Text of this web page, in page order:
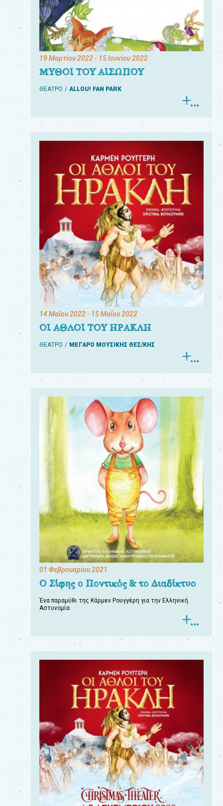
19 Μαρτίου 2022- 15 Ιουνίου 2022
ΜΥΘΟΙ ΤΟΥ ΑΙΣΩΠΟΥ
ΘΕΑΤΡΟ ALLOU! FAN PARK
14 Μαΐου 2022- 15 Μαΐου 2022
ΟΙ ΑΘΛΟΙ ΤΟΥ ΗΡΑΚΛΗ
ΘΕΑΤΡΟ ΜΕΓΑΡΟ ΜΟΥΣΙΚΗΣ ΘΕΣ/ΚΗΣ
01 Φεβρουαρίου 2021
Ο Σίφης ο Ποντικός & το Διαδίκτυο
Ένα παραμύθι της Κάρμεν Ρουγγέρη για την Ελληνική
Αστυνομία